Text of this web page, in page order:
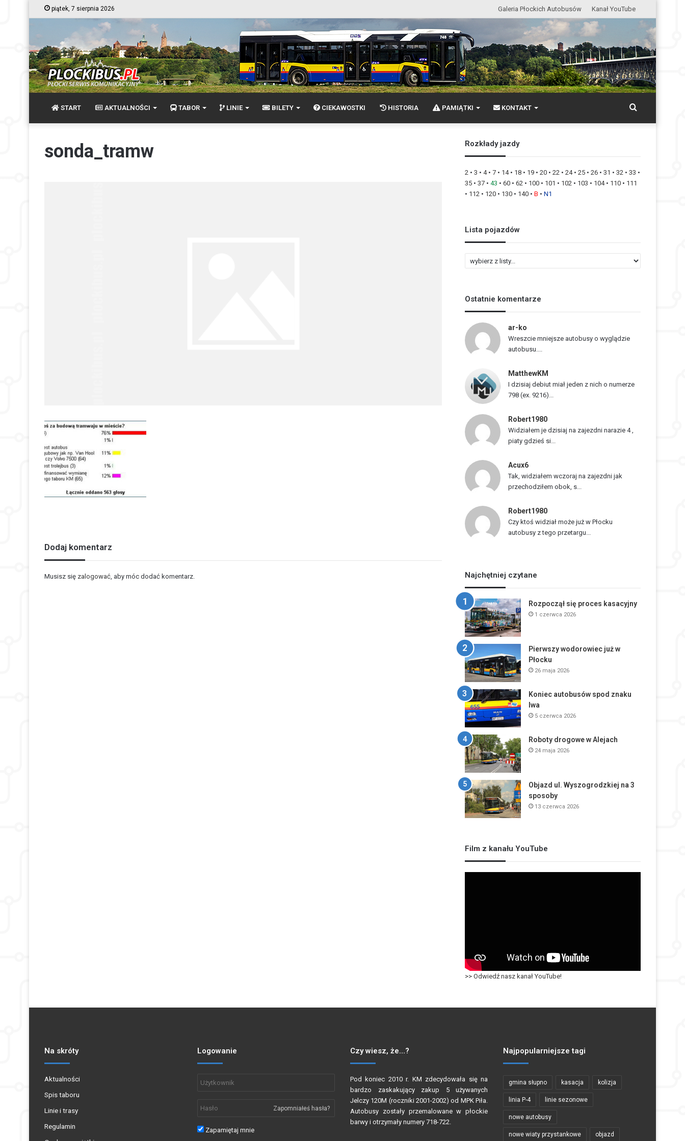
piątek, 7 sierpnia 2026 Galeria Płockich Autobusów Kanał YouTube
START AKTUALNOŚCI TABOR LINIE BILETY CIEKAWOSTKI HISTORIA PAMIĄTKI KONTAKT Wyszukaj
sonda_tramw
Dodaj komentarz
Musisz się zalogować , aby móc dodać komentarz.
Rozkłady jazdy
2 •3 •4•7 • 14• 18 • 19 •20 •22 •24•25 •26 •31 •32 •33 •
35 •37 •43 •60 •62 • 100 • 101 • 102 • 103 • 104• 110 • 111
• 112 • 120 • 130 • 140 •B •N1
Lista pojazdów
i
a
p
j
a
Ostatnie komentarze
ar-ko
Wreszcie mniejsze autobusy o wyglądzie
autobusu....
MatthewKM
I dzisiaj debiut miał jeden z nich o numerze
798 (ex. 9216)...
Robert1980
Widziałem je dzisiaj na zajezdni narazie 4 ,
piaty gdzieś si...
Acux6
Tak, widziałem wczoraj na zajezdni jak
przechodziłem obok, s...
Robert1980
Czy ktoś widział może już w Płocku
autobusy z tego przetargu...
Najchętniej czytane
Rozpoczął się proces kasacyjny
1 czerwca 2026
Pierwszy wodorowiec już w
Płocku
26 maja 2026
Koniec autobusów spod znaku
lwa
5 czerwca 2026
Roboty drogowe w Alejach
24 maja 2026
Objazd ul. Wyszogrodzkiej na 3
sposoby
13 czerwca 2026
Film z kanału YouTube
>> Odwiedź nasz kanał YouTube!
Na skróty
Aktualności
Spis taboru
Linie i trasy
Regulamin
Logowanie
Zapomniałeś hasła?
Zapamiętaj mnie
Czy wiesz, że…?
Pod koniec 2010 r. KM zdecydowała się na
bardzo zaskakujący zakup 5 używanych
Jelczy 120M (roczniki 2001-2002) od MPK Piła.
Autobusy zostały przemalowane w płockie
barwy i otrzymały numery 718-722.
Najpopularniejsze tagi
gmina słupno kasacja kolizja
linia P-4 linie sezonowe
nowe autobusy
nowe wiaty przystankowe objazd